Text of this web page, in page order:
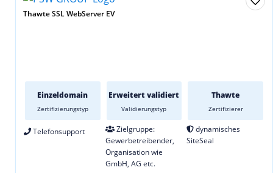
Thawte SSL WebServer EV
Einzeldomain
Zertifizierungstyp
Erweitert validiert
Validierungstyp
Thawte
Zertifizierer
Telefonsupport
Zielgruppe:
Gewerbetreibender,
Organisation wie
GmbH, AG etc.
dynamisches
SiteSeal